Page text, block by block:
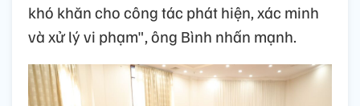
khó khăn cho công tác phát hiện, xác minh
và xử lý vi phạm", ông Bình nhấn mạnh.